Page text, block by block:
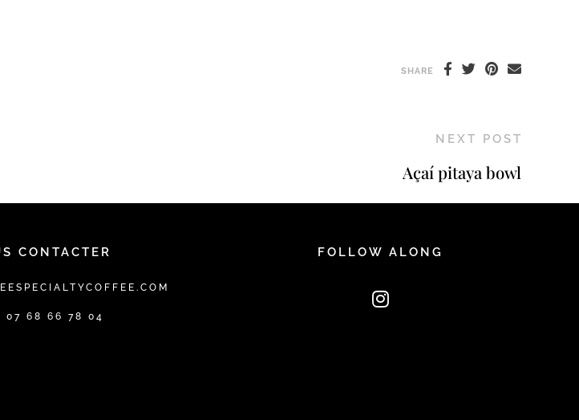
SHARE
NEXT POST
Açaí pitaya bowl
CONTACTER
07 68 66 78 04
FOLLOW ALONG